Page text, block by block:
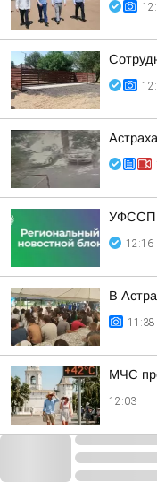
УФССП
12:16
В
11:38
МЧС
12:03